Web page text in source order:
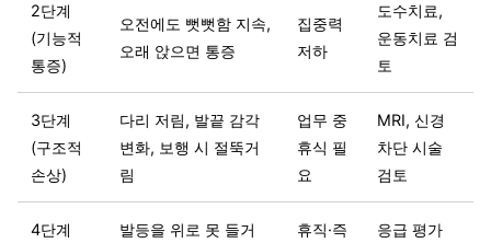
2단계
(기능적
통증)
오전에도 뻣뻣함 지속,
오래 앉으면 통증
집중력
저하
도수치료,
운동치료 검
토
3단계
(구조적
손상)
다리 저림, 발끝 감각
변화, 보행 시 절뚝거
림
업무 중
휴식 필
요
MRI, 신경
차단 시술
검토
4단계 발등을 위로 못 들거 휴직·즉 응급 평가